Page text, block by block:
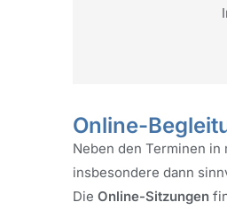
Online-
Neben den Terminen
insbesondere dann
Die Online-Sitzungen